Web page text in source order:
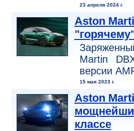
23 апреля 2024 г.
Aston
Martin
версии
15 мая 2023 г.
Aston
классе